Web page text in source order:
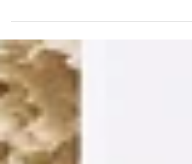
Saudável Através do Equilíbrio
Equilibre sua vida com a reposição hormonal: saúde,
vitalidade e bem-estar.